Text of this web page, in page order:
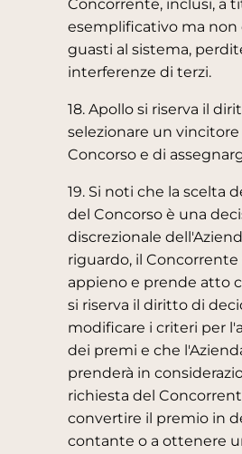
Concorrente, inclusi, a
esemplificativo ma non
guasti al sistema,
interferenze di terzi.
18. Apollo si riserva il
selezionare un vincitore
Concorso e di
19. Si noti che la scelta
del Concorso è una
discrezionale
riguardo, il
appieno e prende atto
si riserva il diritto di
modificare i criteri per
dei premi e che
prenderà in
richiesta del
convertire il premio in
contante o a ottenere